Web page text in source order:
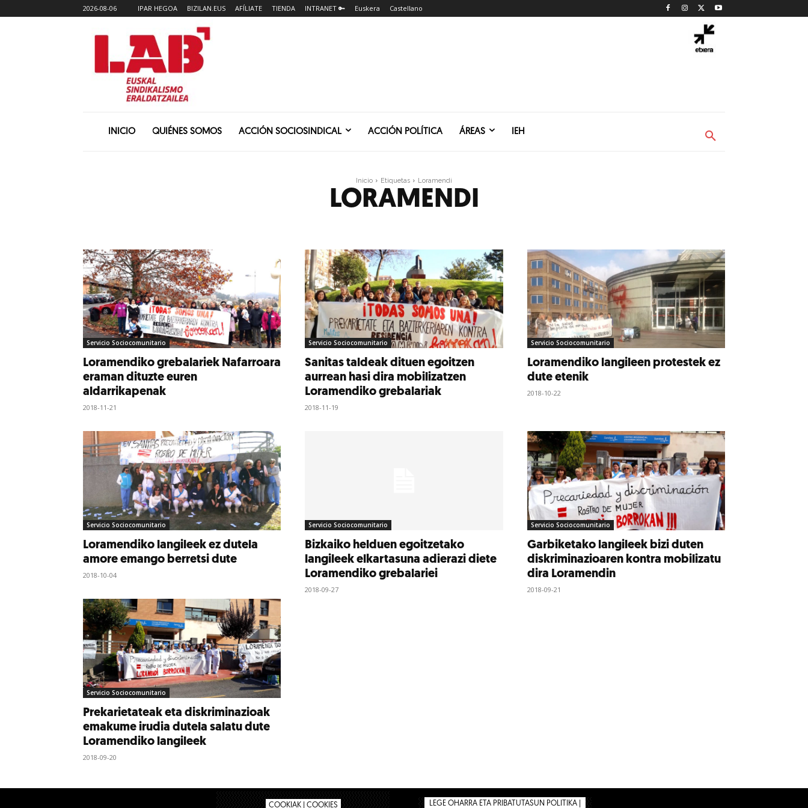
2026-08-06 IPAR HEGOA BIZILAN.EUS AFÍLIATE TIENDA INTRANET 🔑 Euskera Castellano
INICIO QUIÉNES SOMOS ACCIÓN SOCIOSINDICAL ACCIÓN POLÍTICA ÁREAS IEH
Inicio Etiquetas Loramendi
LORAMENDI
Servicio Sociocomunitario
Loramendiko grebalariek Nafarroara
eraman dituzte euren
aldarrikapenak
2018-11-21
Servicio Sociocomunitario
Sanitas taldeak dituen egoitzen
aurrean hasi dira mobilizatzen
Loramendiko grebalariak
2018-11-19
Servicio Sociocomunitario
Loramendiko langileen protestek ez
dute etenik
2018-10-22
Servicio Sociocomunitario
Loramendiko langileek ez dutela
amore emango berretsi dute
2018-10-04
Servicio Sociocomunitario
Bizkaiko helduen egoitzetako
langileek elkartasuna adierazi diete
Loramendiko grebalariei
2018-09-27
Servicio Sociocomunitario
Garbiketako langileek bizi duten
diskriminazioaren kontra mobilizatu
dira Loramendin
2018-09-21
Servicio Sociocomunitario
Prekarietateak eta diskriminazioak
emakume irudia dutela salatu dute
Loramendiko langileek
2018-09-20
COOKIAK | COOKIES LEGE OHARRA ETA PRIBATUTASUN POLITIKA |